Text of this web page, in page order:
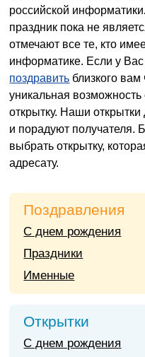
российской информатики
праздник пока не
отмечают все те, кто
информатике. Если у
поздравить близкого вам
уникальная
открытку. Наши
и порадуют получателя.
выбрать открытку,
адресату.
Поздравления
С днем рождения
Праздники
Именные
Открытки
С днем рождения